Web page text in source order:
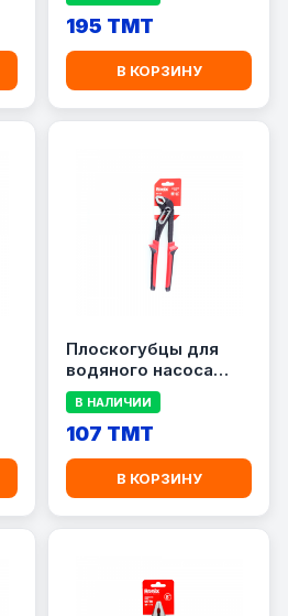
195 TMT
В КОРЗИНУ
Плоскогубцы для
водяного насоса
RONIX RH-1431
В НАЛИЧИИ
107 TMT
В КОРЗИНУ